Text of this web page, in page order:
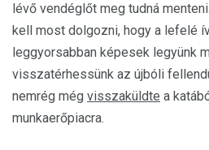
lévő vendéglőt meg tudná
kell most dolgozni, hogy a lefelé
leggyorsabban képesek legyünk
visszatérhessünk az újbóli
nemrég még visszaküldte a
munkaerőpiacra.